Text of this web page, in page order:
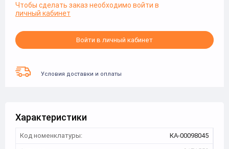
Чтобы сделать заказ необходимо войти в
личный кабинет
Войти в личный кабинет
Условия доставки и оплаты
Характеристики
Код номенклатуры:
КА-00098045